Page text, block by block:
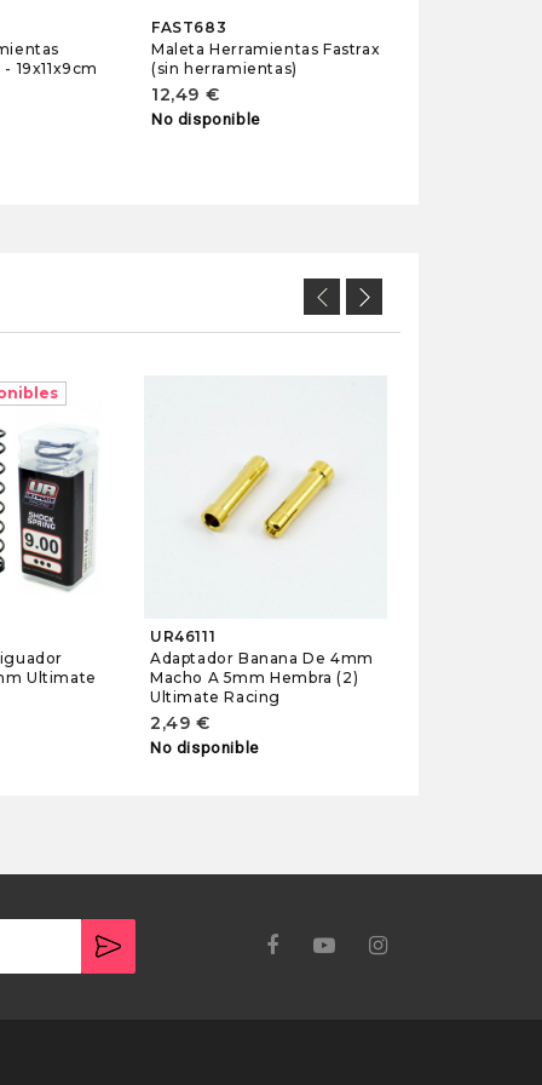
19x11x9cm
FAST683
Maleta Herramientas Fastrax
(sin herramientas)
12,49 €
No disponible
Ultimate
UR46111
Adaptador Banana De 4mm
Macho A 5mm Hembra (2)
Ultimate Racing
2,49 €
No disponible